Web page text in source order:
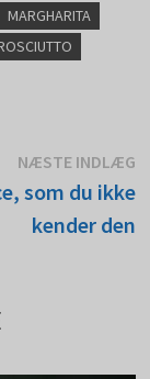
MARGHARITA
NÆSTE INDLÆG
som du ikke
kender den